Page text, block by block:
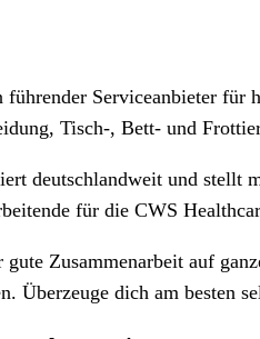
Serviceanbieter für
Tisch-, Bett- und
deutschlandweit und stellt
für die CWS
Zusammenarbeit auf
Überzeuge dich am besten